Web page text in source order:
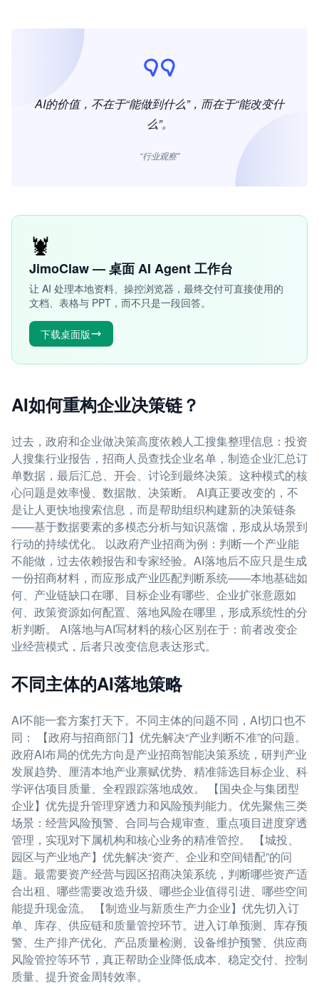
AI的价值，不在于“能做到什么”，而在于“能改变什
么”。
“行业观察”
🦞
JimoClaw — 桌面 AI Agent 工作台
让 AI 处理本地资料、操控浏览器，最终交付可直接使用的
文档、表格与 PPT，而不只是一段回答。
下载桌面版
AI如何重构企业决策链？
过去，政府和企业做决策高度依赖人工搜集整理信息：投资
人搜集行业报告，招商人员查找企业名单，制造企业汇总订
单数据，最后汇总、开会、讨论到最终决策。这种模式的核
心问题是效率慢、数据散、决策断。 AI真正要改变的，不
是让人更快地搜索信息，而是帮助组织构建新的决策链条
——基于数据要素的多模态分析与知识蒸馏，形成从场景到
行动的持续优化。 以政府产业招商为例：判断一个产业能
不能做，过去依赖报告和专家经验。AI落地后不应只是生成
一份招商材料，而应形成产业匹配判断系统——本地基础如
何、产业链缺口在哪、目标企业有哪些、企业扩张意愿如
何、政策资源如何配置、落地风险在哪里，形成系统性的分
析判断。 AI落地与AI写材料的核心区别在于：前者改变企
业经营模式，后者只改变信息表达形式。
不同主体的AI落地策略
AI不能一套方案打天下。不同主体的问题不同，AI切口也不
同： 【政府与招商部门】优先解决“产业判断不准”的问题。
政府AI布局的优先方向是产业招商智能决策系统，研判产业
发展趋势、厘清本地产业禀赋优势、精准筛选目标企业、科
学评估项目质量、全程跟踪落地成效。 【国央企与集团型
企业】优先提升管理穿透力和风险预判能力。优先聚焦三类
场景：经营风险预警、合同与合规审查、重点项目进度穿透
管理，实现对下属机构和核心业务的精准管控。 【城投、
园区与产业地产】优先解决“资产、企业和空间错配”的问
题。最需要资产经营与园区招商决策系统，判断哪些资产适
合出租、哪些需要改造升级、哪些企业值得引进、哪些空间
能提升现金流。 【制造业与新质生产力企业】优先切入订
单、库存、供应链和质量管控环节。进入订单预测、库存预
警、生产排产优化、产品质量检测、设备维护预警、供应商
风险管控等环节，真正帮助企业降低成本、稳定交付、控制
质量、提升资金周转效率。